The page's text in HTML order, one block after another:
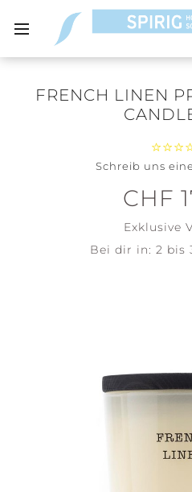
FRENCH LINEN
Schreib uns
CHF
Exklusive
Bei dir in: 2 bis